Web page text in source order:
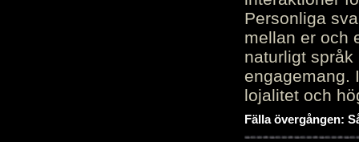
Personliga
mellan er och
naturligt
engagemang.
lojalitet och
Fälla övergången: